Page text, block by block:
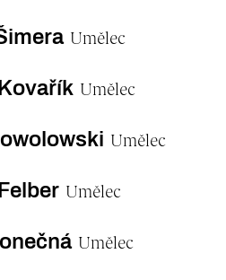
Umělec
Umělec
Umělec
Umělec
Umělec